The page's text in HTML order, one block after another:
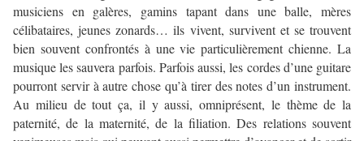
musiciens en galères, gamins tapant dans une balle, mères
célibataires, jeunes zonards… ils vivent, survivent et se trouvent
bien souvent confrontés à une vie particulièrement chienne. La
musique les sauvera parfois. Parfois aussi, les cordes d’une guitare
pourront servir à autre chose qu’à tirer des notes d’un instrument.
Au milieu de tout ça, il y aussi, omniprésent, le thème de la
paternité, de la maternité, de la filiation. Des relations souvent